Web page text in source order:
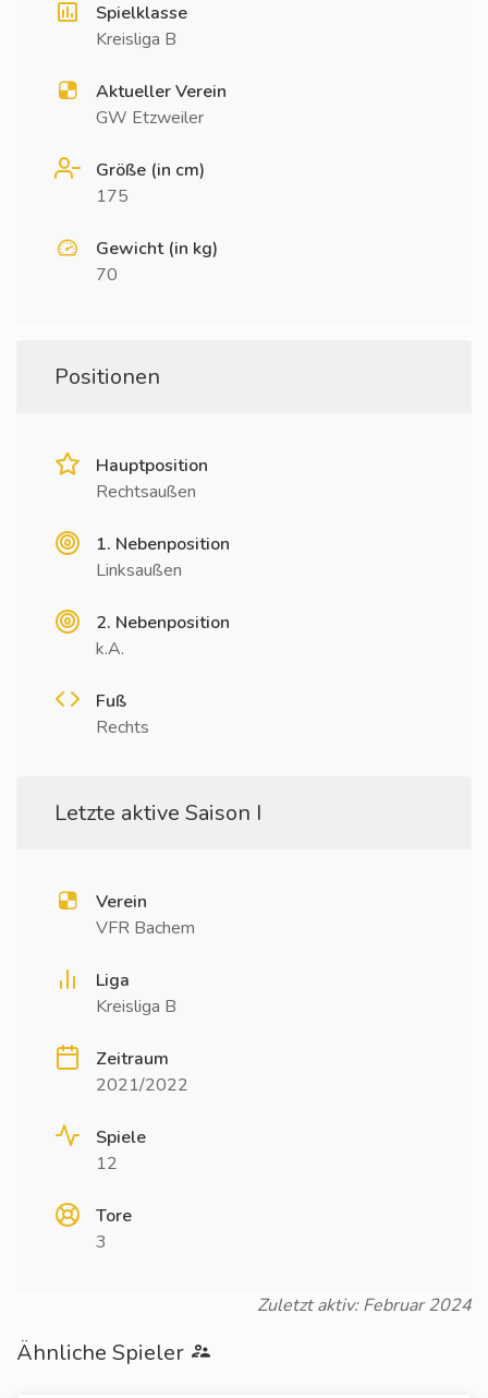
Spielklasse
Kreisliga B
Aktueller Verein
GW Etzweiler
Größe (in cm)
175
Gewicht (in kg)
70
Positionen
Hauptposition
Rechtsaußen
1. Nebenposition
Linksaußen
2. Nebenposition
k.A.
Fuß
Rechts
Letzte aktive Saison I
Verein
VFR Bachem
Liga
Kreisliga B
Zeitraum
2021/2022
Spiele
12
Tore
3
Zuletzt aktiv: Februar 2024
Ähnliche Spieler